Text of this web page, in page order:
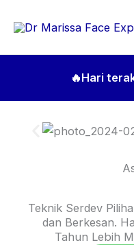
🔥Hari
Teknik Serdev
dan Berkesan.
Tahun Lebih